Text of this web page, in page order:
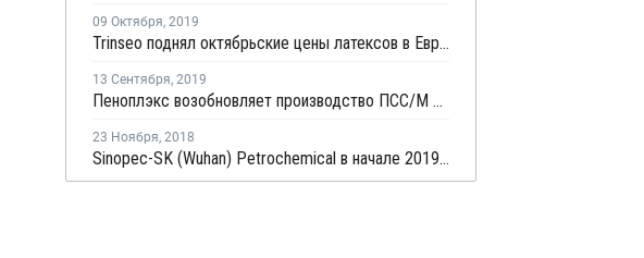
09 Октября, 2019
Trinseo поднял октябрьские цены латексов в Европе, странах Ближнего Востока и Африки
13 Сентября, 2019
Пеноплэкс возобновляет производство ПСС/М в Кириши
23 Ноября, 2018
Sinopec-SK (Wuhan) Petrochemical в начале 2019 года откроет новый завод стирола в Китае